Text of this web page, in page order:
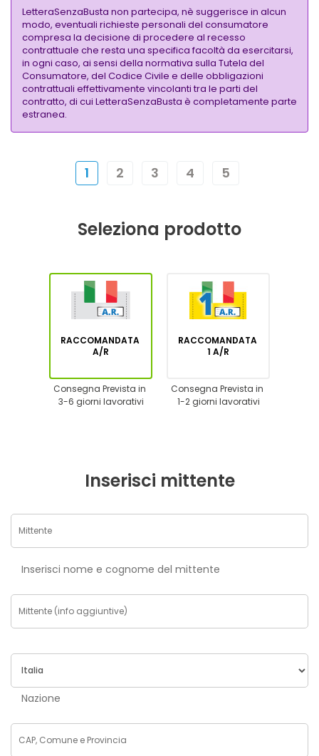
LetteraSenzaBusta non partecipa, nè suggerisce in alcun
modo, eventuali richieste personali del consumatore
compresa la decisione di procedere al recesso
contrattuale che resta una specifica facoltà da esercitarsi,
in ogni caso, ai sensi della normativa sulla Tutela del
Consumatore, del Codice Civile e delle obbligazioni
contrattuali effettivamente vincolanti tra le parti del
contratto, di cui LetteraSenzaBusta è completamente parte
estranea.
1 2 3 4 5
Seleziona prodotto
RACCOMANDATA
A/R
Consegna Prevista in
3-6 giorni lavorativi
RACCOMANDATA
1 A/R
Consegna Prevista in
1-2 giorni lavorativi
Inserisci mittente
Inserisci nome e cognome del mittente
Nazione